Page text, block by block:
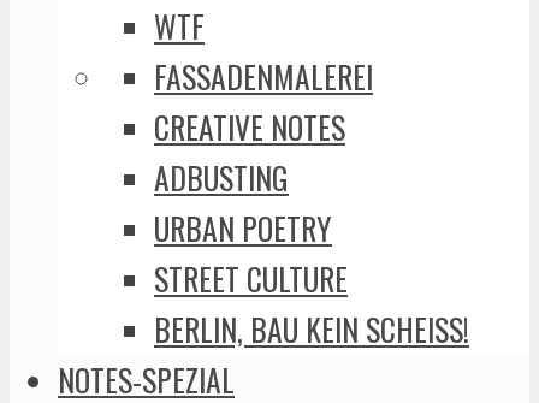
WTF
FASSADENMALEREI
CREATIVE NOTES
ADBUSTING
URBAN POETRY
STREET CULTURE
BERLIN, BAU KEIN SCHEISS!
NOTES-SPEZIAL